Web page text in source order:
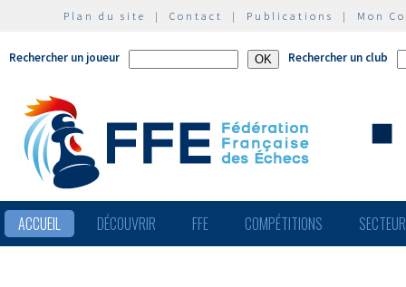
Plan du site | Contact | Publications | Mon
Rechercher un joueur Rechercher un club
ACCUEIL DÉCOUVRIR FFE COMPÉTITIONS